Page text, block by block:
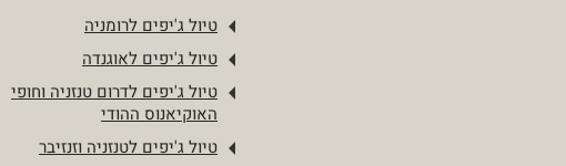
טיול ג'יפים לרומניה
טיול ג'יפים לאוגנדה
טיול ג'יפים לדרום טנזניה וחופי
האוקיאנוס ההודי
טיול ג'יפים לטנזניה וזנזיבר